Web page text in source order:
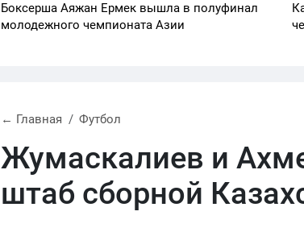
Боксерша Аяжан Ермек вышла в полуфинал
молодежного чемпионата Азии
← Главная Футбол
Жумаскалиев и
штаб сборной